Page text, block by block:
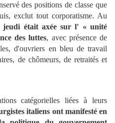
des positions de classe que
exclut tout corporatisme. Au
jeudi était axée sur l' « unité
des luttes, avec présence de
d'ouvriers en bleu de travail
de chômeurs, de retraités et
catégorielles liées à leurs
italiens ont manifesté en